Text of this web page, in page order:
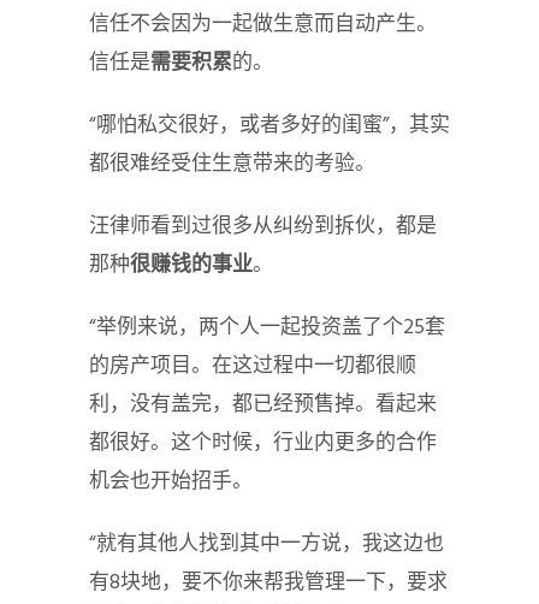
信任不会因为一起做生意而自动产生。
信任是需要积累的。
“哪怕私交很好，或者多好的闺蜜”，其实
都很难经受住生意带来的考验。
汪律师看到过很多从纠纷到拆伙，都是
那种很赚钱的事业。
“举例来说，两个人一起投资盖了个25套
的房产项目。在这过程中一切都很顺
利，没有盖完，都已经预售掉。看起来
都很好。这个时候，行业内更多的合作
机会也开始招手。
“就有其他人找到其中一方说，我这边也
有8块地，要不你来帮我管理一下，要求